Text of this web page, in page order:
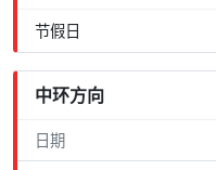
节假日
中环方向
日期